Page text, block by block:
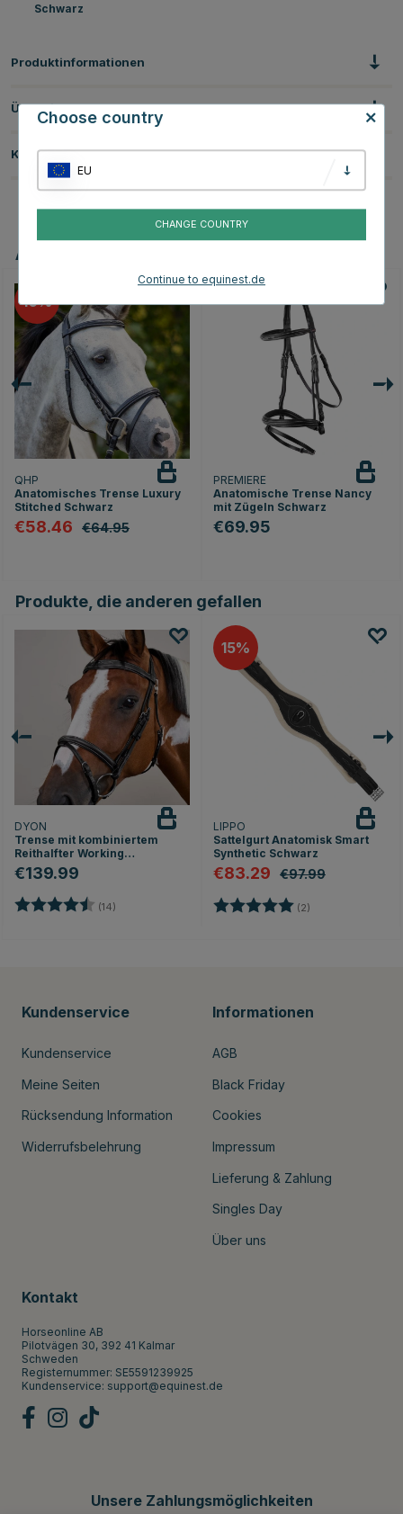
Schwarz
Produktinformationen
Über die Marke
Kundenbewertungen
Andere Produkte, die Ihnen gefallen könnten
10
QHP
Anatomisches Trense Luxury
Stitched Schwarz
€58.46 €64.95
PREMIERE
Anatomische Trense Nancy
mit Zügeln Schwarz
€69.95
Produkte, die anderen gefallen
DYON
Trense mit kombiniertem
Reithalfter Working
Collection Schwarz
€139.99
Bewertung: (14)
15
LIPPO
Sattelgurt Anatomisk Smart
Synthetic Schwarz
€83.29 €97.99
Bewertung: (2)
Kundenservice
Kundenservice
Meine Seiten
Rücksendung Information
Widerrufsbelehrung
Informationen
AGB
Black Friday
Cookies
Impressum
Lieferung & Zahlung
Singles Day
Über uns
Kontakt
Horseonline AB
Pilotvägen 30, 392 41 Kalmar
Schweden
Registernummer: SE5591239925
Kundenservice: support@equinest.de
Unsere Zahlungsmöglichkeiten
Choose country
EU
CHANGE COUNTRY
Continue to equinest.de